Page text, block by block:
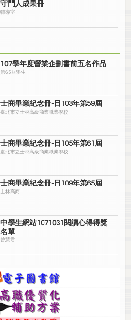
守門人成果冊
輔導室
107學年度營業企劃書前五名作品
第65屆學生
士商畢業紀念冊-日103年第59屆
臺北市立士林高級商業職業學校
士商畢業紀念冊-日105年第61屆
臺北市立士林高級商業職業學校
士商畢業紀念冊-日109年第65屆
士林高商
中學生網站1071031閱讀心得得獎
名單
曾慧君